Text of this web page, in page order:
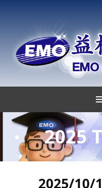
益模管理
2025
2025/10/